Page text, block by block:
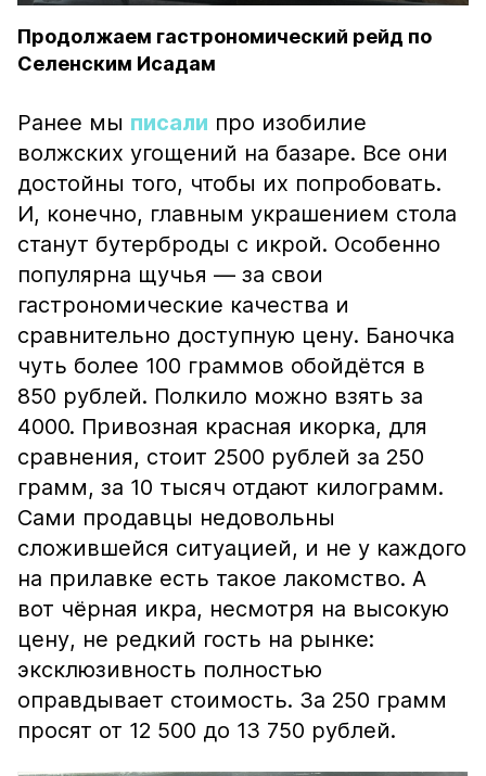
Продолжаем гастрономический рейд по
Селенским Исадам
Ранее мы писали про изобилие
волжских угощений на базаре. Все они
достойны того, чтобы их попробовать.
И, конечно, главным украшением стола
станут бутерброды с икрой. Особенно
популярна щучья — за свои
гастрономические качества и
сравнительно доступную цену. Баночка
чуть более 100 граммов обойдётся в
850 рублей. Полкило можно взять за
4000. Привозная красная икорка, для
сравнения, стоит 2500 рублей за 250
грамм, за 10 тысяч отдают килограмм.
Сами продавцы недовольны
сложившейся ситуацией, и не у каждого
на прилавке есть такое лакомство. А
вот чёрная икра, несмотря на высокую
цену, не редкий гость на рынке:
эксклюзивность полностью
оправдывает стоимость. За 250 грамм
просят от 12 500 до 13 750 рублей.